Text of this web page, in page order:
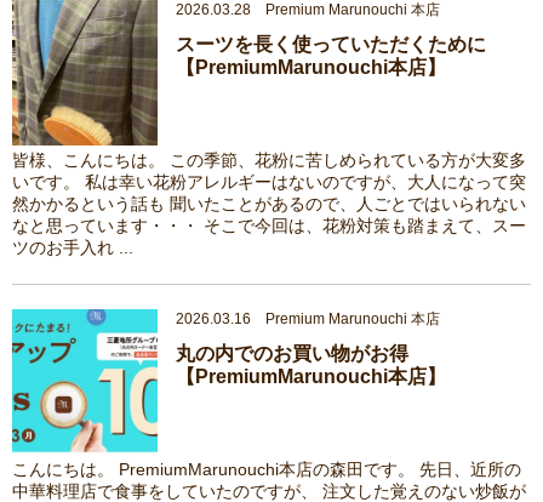
2026.03.28 Premium Marunouchi 本店
スーツを長く使っていただくために
【PremiumMarunouchi本店】
皆様、こんにちは。 この季節、花粉に苦しめられている方が大変多
いです。 私は幸い花粉アレルギーはないのですが、大人になって突
然かかるという話も 聞いたことがあるので、人ごとではいられない
なと思っています・・・ そこで今回は、花粉対策も踏まえて、スー
ツのお手入れ ...
2026.03.16 Premium Marunouchi 本店
丸の内でのお買い物がお得
【PremiumMarunouchi本店】
こんにちは。 PremiumMarunouchi本店の森田です。 先日、近所の
中華料理店で食事をしていたのですが、 注文した覚えのない炒飯が